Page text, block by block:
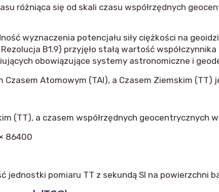
różniąca się od skali czasu współrzędnych
wyznaczenia potencjału siły ciężkości na
B1.9) przyjęło stałą wartość
obowiązujące systemy astronomiczne i
Czasem Atomowym (TAI), a Czasem Ziemskim (TT)
(TT), a czasem współrzędnych geocentrycznych
86400
jednostki pomiaru TT z sekundą SI na powierzchni